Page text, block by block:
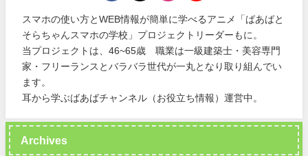
スマホの使い方とWEB情報が簡単に学べるアニメ「ばあばと
そらちゃんスマホの学校」プロジェクトリーダーもに。
当プロジェクトは、46~65歳 職業は一級建築士・美容専門
家・フリーランスとバラバラ世代が一丸となり取り組んでい
ます。
耳から学ぶばあばチャンネル（お役立ち情報）運営中。
Archives